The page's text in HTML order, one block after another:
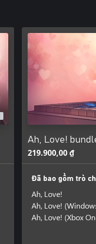
Ah, Love!
219.900,00 ₫
Đã bao gồm trò
Ah, Love!
Ah, Love!
Ah, Love! (Xbox